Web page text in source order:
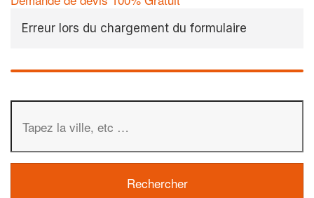
Erreur lors du chargement du formulaire